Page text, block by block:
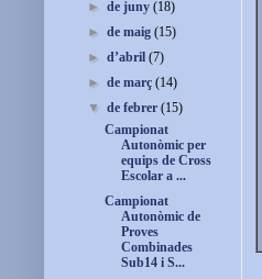
►de juny(18)
►de maig(15)
►d’abril(7)
►de març(14)
▼de febrer(15)
Campionat
Autonòmic per
equips de Cross
Escolar a ...
Campionat
Autonòmic de
Proves
Combinades
Sub14 i S...